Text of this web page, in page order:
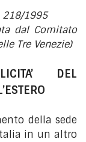
218/1995
dal Comitato
Tre Venezie)
DEL
della sede
in un altro